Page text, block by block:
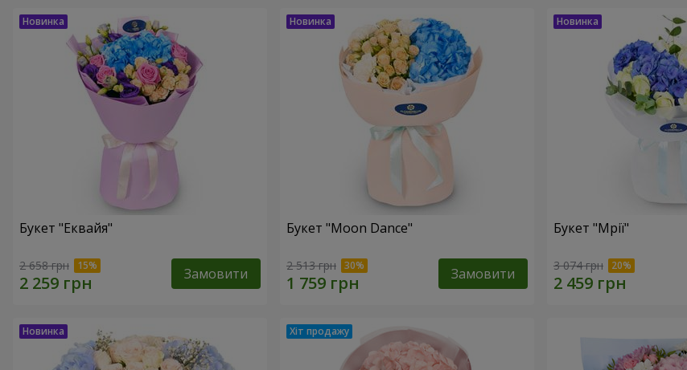
Букет "Еквайя"
2 658 грн Замовити
Букет "Moon Dance"
2 513 грн Замовити
Букет "Мрії"
3 074 грн